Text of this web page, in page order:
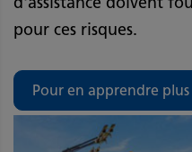
pour ces risques.
Pour en apprendre plus